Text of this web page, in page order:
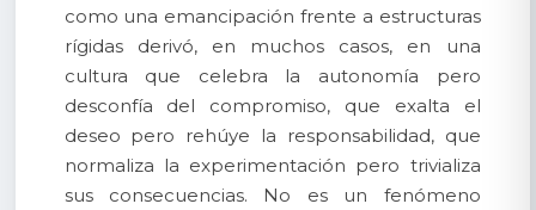
como una emancipación frente a estructuras
rígidas derivó, en muchos casos, en una
cultura que celebra la autonomía pero
desconfía del compromiso, que exalta el
deseo pero rehúye la responsabilidad, que
normaliza la experimentación pero trivializa
sus consecuencias. No es un fenómeno